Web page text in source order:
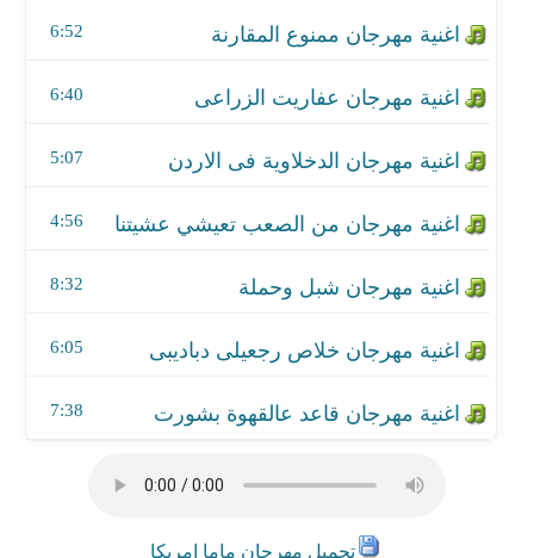
6:52
6:40
5:07
4:56
8:32
اغنية مهرجان خلاص رجعيلى دباديبى
6:05
7:38
تحميل مهرجان ماما امريكا